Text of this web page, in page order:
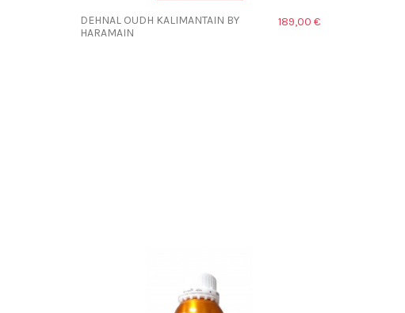
DEHNAL OUDH KALIMANTAIN BY
HARAMAIN
189,00 €